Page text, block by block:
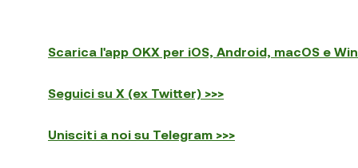
Scarica l'app OKX per iOS, Android, macOS e
Seguici su X (ex Twitter) >>>
Unisciti a noi su Telegram >>>